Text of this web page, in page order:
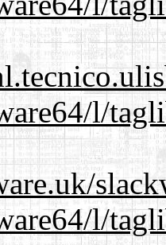
l/
l/